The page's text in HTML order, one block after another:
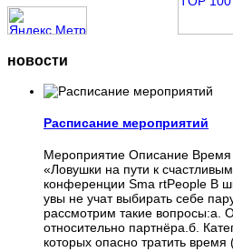
новости
Расписание мероприятий
Мероприятие Описание Время
«Ловушки на пути к
конференции Sma rtPeople В
увы не учат выбирать себе
рассмотрим такие вопросы:а.
относительно партнёра.б.
которых опасно тратить время